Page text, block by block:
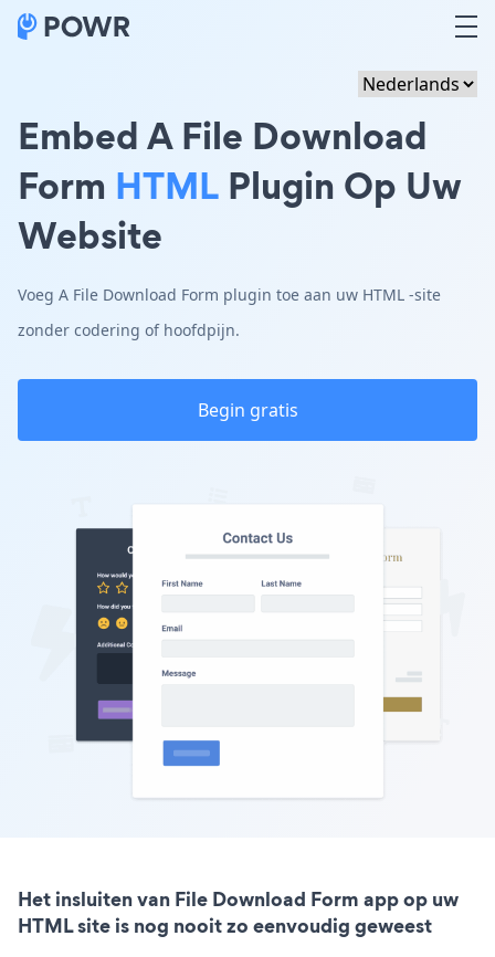
Embed A File Download
Form HTML Plugin Op Uw
Website
Voeg A File Download Form plugin toe aan uw HTML -site
zonder codering of hoofdpijn.
Begin gratis
Het insluiten van File Download Form app op uw
HTML site is nog nooit zo eenvoudig geweest